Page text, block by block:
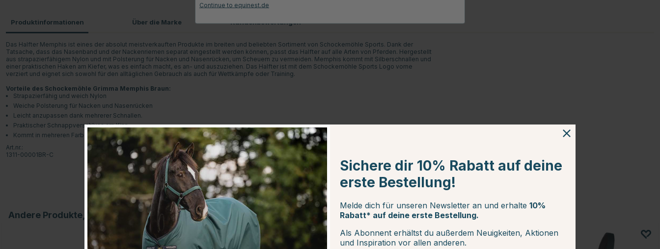
Produktinformationen
Das Halfter Memphis ist eines der absolut meistverkauften Produkte im breiten und beliebten Sortiment von Schockemöhle Sports. Dank der
Tatsache, dass das Nasenband und der Nackenriemen separat eingestellt werden können, passt das Halfter auf alle Arten von Pferden. Hergestellt
aus strapazierfähigem Nylon und mit Polsterung für Nacken und Nasenrücken, um Scheuern zu vermeiden. Memphis kommt mit Silberschnallen und
einer praktischen Haken am Kiefer, was es einfach macht, es an- und auszuziehen. Das Halfter ist mit dem Schockemöhle Sports Logo vorne
verziert und eignet sich sowohl für den alltäglichen Gebrauch als auch für Wettkämpfe oder Training.
Vorteile des Schockemöhle Grimma Memphis Braun:
Strapazierfähig und weich Nylon
Weiche Polsterung für Nacken und Nasenrücken
Leicht anzupassen dank mehrerer Schnallen.
Praktischer Schnappverschluss am Kinn
Kommt in mehreren Farben.
Art.nr.:
1311-00001BR-C
Über die Marke Kundenbewertungen
Andere Produkte, die Ihnen gefallen könnten
10
Continue to equinest.de
Sichere dir 10% Rabatt auf deine
erste Bestellung!
Melde dich für unseren Newsletter an und erhalte 10%
Rabatt* auf deine erste Bestellung.
Als Abonnent erhältst du außerdem Neuigkeiten, Aktionen
und Inspiration vor allen anderen.